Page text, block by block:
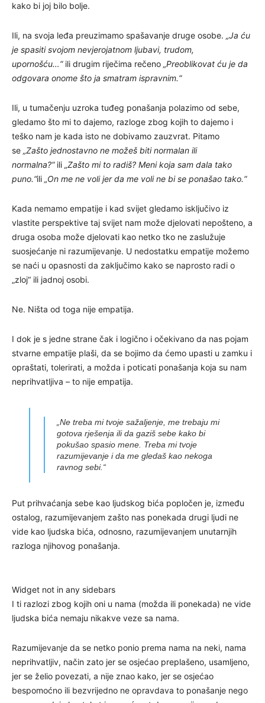
kako bi joj bilo bolje.
Ili, na svoja leđa preuzimamo spašavanje druge osobe. „Ja ću
je spasiti svojom nevjerojatnom ljubavi, trudom,
upornošću…“ili drugim riječima rečeno „Preoblikovat ću je da
odgovara onome što ja smatram ispravnim.“
Ili, u tumačenju uzroka tuđeg ponašanja polazimo od sebe,
gledamo što mi to dajemo, razloge zbog kojih to dajemo i
teško nam je kada isto ne dobivamo zauzvrat. Pitamo
se „Zašto jednostavno ne možeš biti normalan ili
normalna?“ili „Zašto mi to radiš? Meni koja sam dala tako
puno.“ili „On me ne voli jer da me voli ne bi se ponašao tako.“
Kada nemamo empatije i kad svijet gledamo isključivo iz
vlastite perspektive taj svijet nam može djelovati nepošteno, a
druga osoba može djelovati kao netko tko ne zaslužuje
suosjećanje ni razumijevanje. U nedostatku empatije možemo
se naći u opasnosti da zaključimo kako se naprosto radi o
„zloj“ ili jadnoj osobi.
Ne. Ništa od toga nije empatija.
I dok je s jedne strane čak i logično i očekivano da nas pojam
stvarne empatije plaši, da se bojimo da ćemo upasti u zamku i
opraštati, tolerirati, a možda i poticati ponašanja koja su nam
neprihvatljiva – to nije empatija.
„Ne treba mi tvoje sažaljenje, me trebaju mi
gotova rješenja ili da gaziš sebe kako bi
pokušao spasio mene. Treba mi tvoje
razumijevanje i da me gledaš kao nekoga
ravnog sebi.“
Put prihvaćanja sebe kao ljudskog bića popločen je, između
ostalog, razumijevanjem zašto nas ponekada drugi ljudi ne
vide kao ljudska bića, odnosno, razumijevanjem unutarnjih
razloga njihovog ponašanja.
Widget not in any sidebars
I ti razlozi zbog kojih oni u nama (možda ili ponekada) ne vide
ljudska bića nemaju nikakve veze sa nama.
Razumijevanje da se netko ponio prema nama na neki, nama
neprihvatljiv, način zato jer se osjećao preplašeno, usamljeno,
jer se želio povezati, a nije znao kako, jer se osjećao
bespomoćno ili bezvrijedno ne opravdava to ponašanje nego